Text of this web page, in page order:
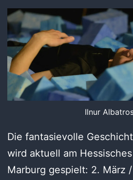
Ilnur
Die fantasievolle
wird aktuell am
Marburg gespielt: 2. März